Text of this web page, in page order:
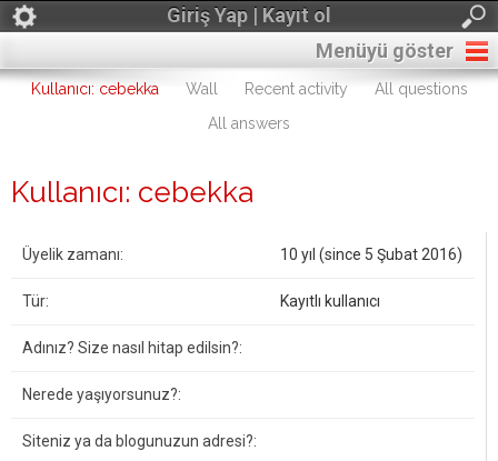
Giriş Yap | Kayıt ol
Menüyü göster
Kullanıcı: cebekka Wall Recent activity
All questions
All answers
Kullanıcı: cebekka
Üyelik zamanı: 10 yıl (since 5 Şubat 2016)
Tür: Kayıtlı kullanıcı
Adınız? Size nasıl hitap edilsin?:
Nerede yaşıyorsunuz?:
Siteniz ya da blogunuzun adresi?: